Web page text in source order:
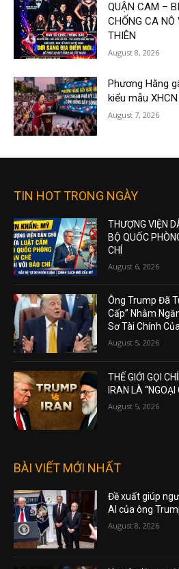
QUẬN CAM –
CHỐNG CA NÔ
THIÊN
August 8, 2026
Phương Hằng
kiểu mẫu
August 7, 2026
TIN HOT TRONG NGÀY
THƯỢNG VIỆN
BỘ QUỐC
CHÍ
August 6, 2026
Ông Trump Đã
Cấp” Nhằm
Sơ Tài Chính
August 5, 2026
THẾ GIỚI GỌI
IRAN LÀ
August 5, 2026
BÀI VIẾT MỚI NHẤT
Đề xuất giúp
AI của ông
August 8, 2026